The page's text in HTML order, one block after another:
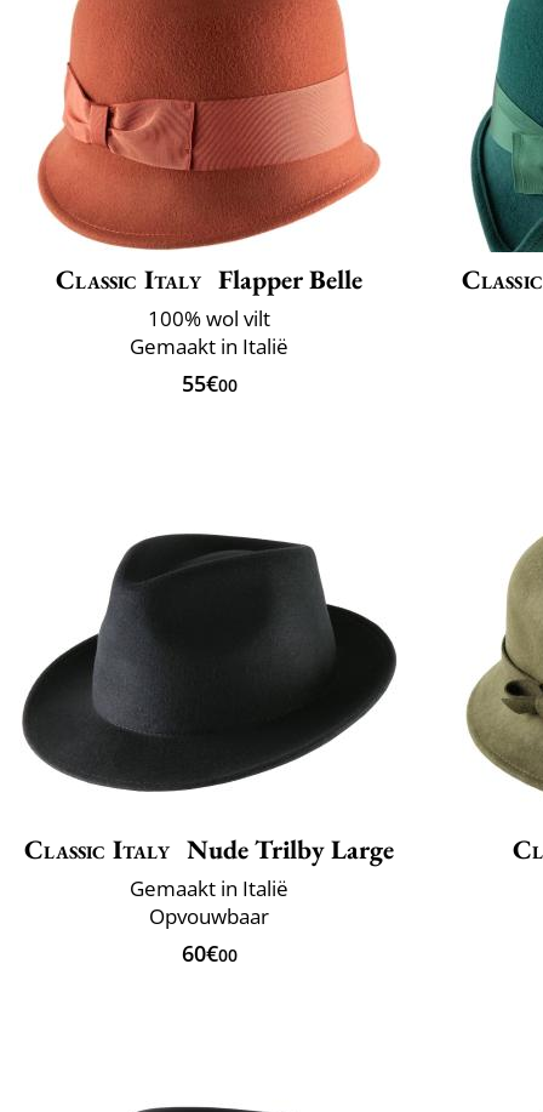
Classic Italy Flapper Belle
100% wol vilt
Gemaakt in Italië
55€00
Classic Italy Nude Trilby Large
Gemaakt in Italië
Opvouwbaar
60€00